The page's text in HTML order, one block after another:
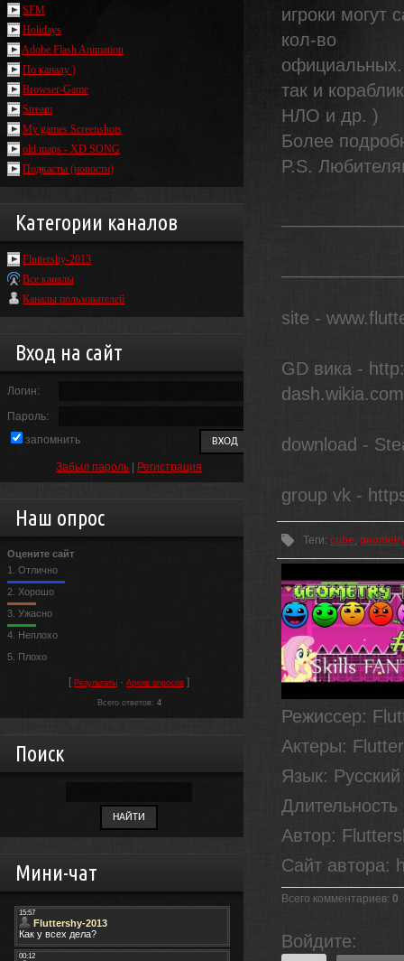
SFM
Holidays
Adobe Flash Animation
По каналу )
Browser-Game
Stream
My games Screenshots
old maps - XD SONG
Подкасты (новости)
Категории каналов
Fluttershy-2013
Все каналы
Каналы пользователей
Вход на сайт
Логин:
Пароль:
запомнить
Забыл пароль Регистрация
Наш опрос
Оцените сайт
1. Отлично
2. Хорошо
3. Ужасно
4. Неплохо
5. Плохо
[ Результаты · Архив опросов ]
Всего ответов: 4
Поиск
Мини-чат
игроки могут
кол-во
так и
НЛО и др. )
Более
P.S.
site -
GD вика -
download -
group vk -
Теги: cube,
Режиссер:
Актеры:
Язык: Русский
Автор:
Сайт автора:
Всего комментариев: 0
Войдите: